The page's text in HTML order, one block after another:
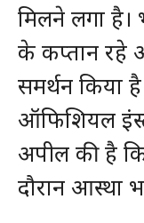
मिलने लगा है।
के कप्तान रहे
समर्थन किया
ऑफिशियल
अपील की है
दौरान आस्था